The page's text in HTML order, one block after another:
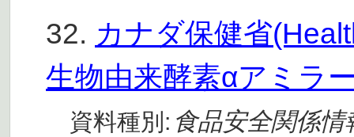
32. カナダ保健省
生物由来酵素αアミラ
資料種別: 食品安全関係情